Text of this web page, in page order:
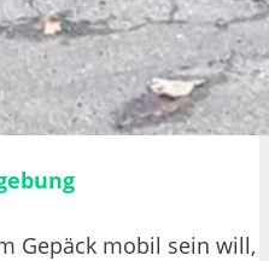
Gepäck mobil sein will,